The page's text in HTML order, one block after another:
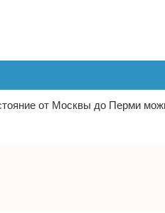
от Москвы до Перми